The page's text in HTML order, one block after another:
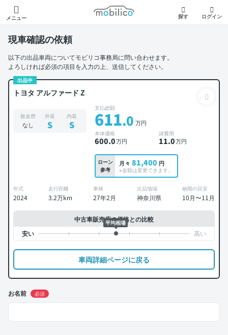
メニュー
モビリコ
探す ログイン
現車確認の依頼
以下の出品車両についてモビリコ事務局に問い合わせます。
よろしければ必須の項目を入力の上、送信してください。
出品中
トヨタ アルファード Z
板金歴
なし
外装
S
内装
S
支払総額
611.0 万円
本体価格
600.0万円
諸費用
11.0万円
ローン
参考
月々 81,400 円
※金額は変更できます。
年式
2024
走行距離
3.2万km
車検
27年2月
出品地域
神奈川県
納期の目安
10月〜11月
中古車販売店の価格との比較
平均相場
車両詳細ページに戻る
お名前 必須